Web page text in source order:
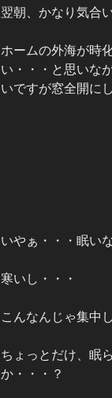
翌朝、かなり気合
ホームの外海が時
い・・・と思いな
いですが窓全開に
いやぁ・・・眠い
寒いし・・・
こんなんじゃ集中
ちょっとだけ、眠
か・・・？